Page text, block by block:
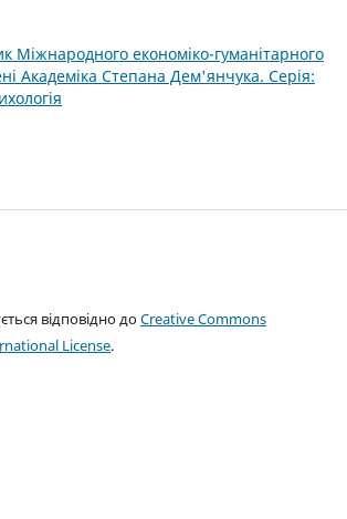
Міжнародного економіко-гуманітарного
Академіка Степана Дем'янчука. Серія:
відповідно доCreative Commons
License.